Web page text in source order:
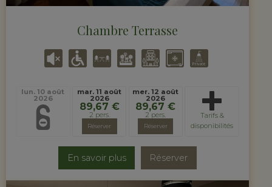
Chambre Terrasse
lun. 10 août
2026
mar. 11 août
2026
89,67 €
2 pers.
Réserver
mer. 12 août
2026
89,67 €
2 pers.
Réserver
Tarifs &
disponibilités
En savoir plus Réserver